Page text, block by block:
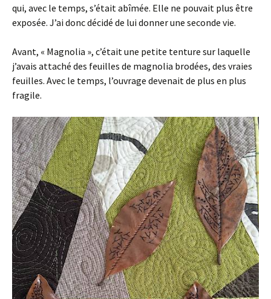
qui, avec le temps, s’était abîmée. Elle ne pouvait plus être
exposée. J’ai donc décidé de lui donner une seconde vie.
Avant, « Magnolia », c’était une petite tenture sur laquelle
j’avais attaché des feuilles de magnolia brodées, des vraies
feuilles. Avec le temps, l’ouvrage devenait de plus en plus
fragile.